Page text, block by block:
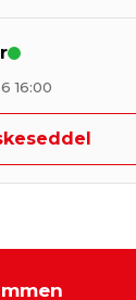
16:00